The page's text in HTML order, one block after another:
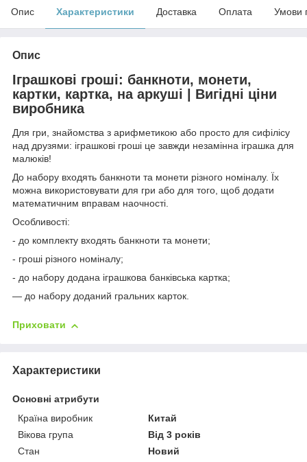
Опис Характеристики Доставка Оплата Умови
Опис
Іграшкові гроші: банкноти, монети,
картки, картка, на аркуші | Вигідні ціни
виробника
Для гри, знайомства з арифметикою або просто для сифілісу
над друзями: іграшкові гроші це завжди незамінна іграшка для
малюків!
До набору входять банкноти та монети різного номіналу. Їх
можна використовувати для гри або для того, щоб додати
математичним вправам наочності.
Особливості:
- до комплекту входять банкноти та монети;
- гроші різного номіналу;
- до набору додана іграшкова банківська картка;
— до набору доданий гральних карток.
Приховати
Характеристики
Основні атрибути
Країна виробник
Китай
Вікова група
Від 3 років
Стан
Новий